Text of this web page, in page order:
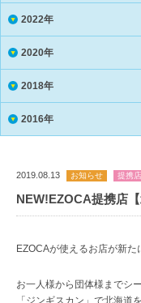
2022年
2020年
2018年
2016年
2019.08.13 お知らせ 提携店
NEW!EZOCA提携店
EZOCAが使えるお店が新た
お一人様から団体様までシ
「ジンギスカン」で北海道